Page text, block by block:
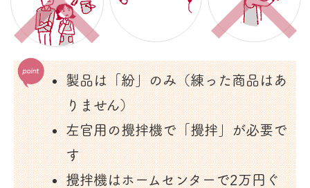
製品は「紛」のみ（練った商品はあ
りません）
左官用の攪拌機で「攪拌」が必要で
す
攪拌機はホームセンターで2万円ぐ